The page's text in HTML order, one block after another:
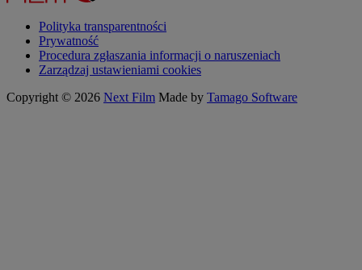
Polityka transparentności
Prywatność
Procedura zgłaszania informacji o naruszeniach
Zarządzaj ustawieniami cookies
Copyright © 2026 Next Film Made by Tamago Software